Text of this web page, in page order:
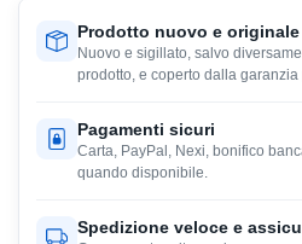
Prodotto nuovo e originale
Nuovo e sigillato, salvo
prodotto, e coperto dalla garanzia
Pagamenti sicuri
Carta, PayPal, Nexi, bonifico
quando disponibile.
Spedizione veloce e